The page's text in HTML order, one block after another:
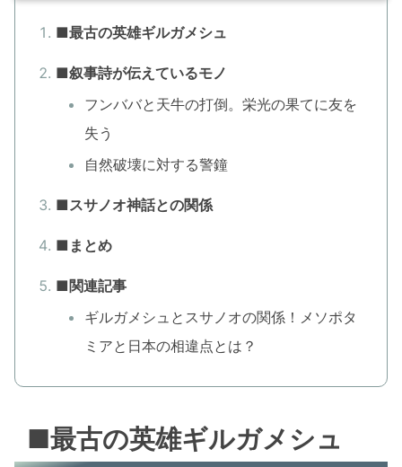
■最古の英雄ギルガメシュ
■叙事詩が伝えているモノ
フンババと天牛の打倒。栄光の果てに友を
失う
自然破壊に対する警鐘
■スサノオ神話との関係
■まとめ
■関連記事
ギルガメシュとスサノオの関係！メソポタ
ミアと日本の相違点とは？
■最古の英雄ギルガメシュ